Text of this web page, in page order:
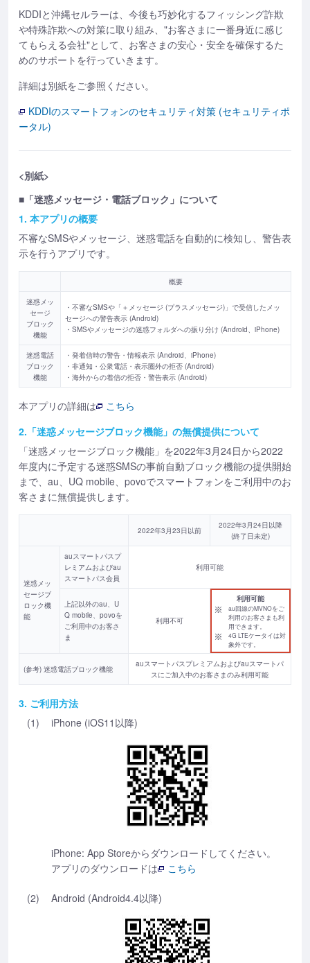
KDDIと沖縄セルラーは、今後も巧妙化するフィッシング詐欺
や特殊詐欺への対策に取り組み、"お客さまに一番身近に感じ
てもらえる会社"として、お客さまの安心・安全を確保するた
めのサポートを行っていきます。
詳細は別紙をご参照ください。
KDDIのスマートフォンのセキュリティ対策 (セキュリティポ
ータル)
<別紙>
■「迷惑メッセージ・電話ブロック」について
1. 本アプリの概要
不審なSMSやメッセージ、迷惑電話を自動的に検知し、警告表
示を行うアプリです。
概要
迷惑メッ
セージ
ブロック
機能
・不審なSMSや「＋メッセージ (プラスメッセージ)」で受信したメッ
セージへの警告表示 (Android)
・SMSやメッセージの迷惑フォルダへの振り分け (Android、iPhone)
迷惑電話
ブロック
機能
・発着信時の警告・情報表示 (Android、iPhone)
・非通知・公衆電話・表示圏外の拒否 (Android)
・海外からの着信の拒否・警告表示 (Android)
本アプリの詳細は
こちら
2.「迷惑メッセージブロック機能」の無償提供について
「迷惑メッセージブロック機能」を2022年3月24日から2022
年度内に予定する迷惑SMSの事前自動ブロック機能の提供開始
まで、au、UQ mobile、povoでスマートフォンをご利用中のお
客さまに無償提供します。
2022年3月23日以前
2022年3月24日以降
(終了日未定)
迷惑メッ
セージブ
ロック機
能
auスマートパスプ
レミアムおよびau
スマートパス会員
利用可能
上記以外のau、U
Q mobile、povoを
ご利用中のお客さ
ま
利用不可
利用可能
au回線のMVNOをご
利用のお客さまも利
用できます。
4G LTEケータイは対
象外です。
(参考) 迷惑電話ブロック機能
auスマートパスプレミアムおよびauスマートパ
スにご加入中のお客さまのみ利用可能
3. ご利用方法
(1)
iPhone (iOS11以降)
iPhone: App Storeからダウンロードしてください。
アプリのダウンロードは
こちら
(2) Android (Android4.4以降)